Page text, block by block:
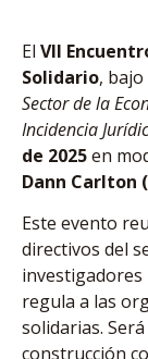
El VII
Solidario, bajo
Sector de la
Incidencia
de 2025en
Dann Carlton
Este evento
directivos del
investigadores
regula a las
solidarias.
construcción